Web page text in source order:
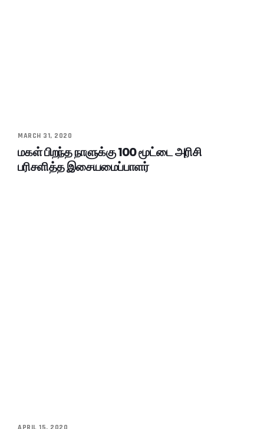
MARCH 31, 2020
மகள் பிறந்த நாளுக்கு 100 மூட்டை அரிசி
பரிசளித்த இசையமைப்பாளர்